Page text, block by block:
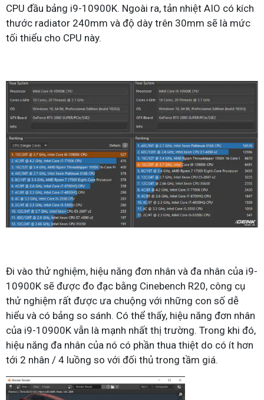
CPU đầu bảng i9-10900K. Ngoài ra, tản nhiệt AIO có kích
thước radiator 240mm và độ dày trên 30mm sẽ là mức
tối thiểu cho CPU này.
Đi vào thử nghiệm, hiệu năng đơn nhân và đa nhân của i9-
10900K sẽ được đo đạc bằng Cinebench R20, công cụ
thử nghiệm rất được ưa chuộng với những con số dễ
hiểu và có bảng so sánh. Có thể thấy, hiệu năng đơn nhân
của i9-10900K vẫn là mạnh nhất thị trường. Trong khi đó,
hiệu năng đa nhân của nó có phần thua thiệt do có ít hơn
tới 2 nhân / 4 luồng so với đối thủ trong tầm giá.